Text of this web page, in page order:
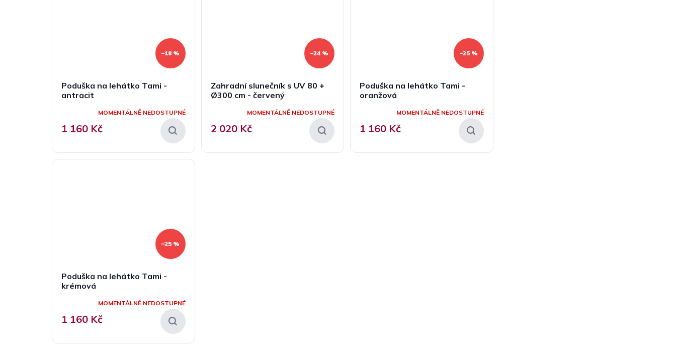
–18 %
Poduška na lehátko Tami -
antracit
MOMENTÁLNĚ NEDOSTUPNÉ
1 160 Kč
–24 %
Zahradní slunečník s UV 80 +
Ø300 cm - červený
MOMENTÁLNĚ NEDOSTUPNÉ
2 020 Kč
–25 %
Poduška na lehátko Tami -
oranžová
MOMENTÁLNĚ NEDOSTUPNÉ
1 160 Kč
–25 %
Poduška na lehátko Tami -
krémová
MOMENTÁLNĚ NEDOSTUPNÉ
1 160 Kč